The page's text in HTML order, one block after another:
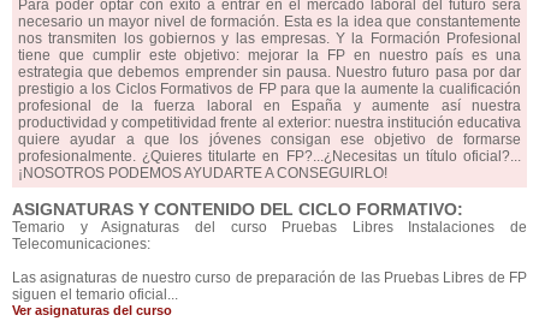
Para poder optar con éxito a entrar en el mercado laboral del futuro será
necesario un mayor nivel de formación. Esta es la idea que constantemente
nos transmiten los gobiernos y las empresas. Y la Formación Profesional
tiene que cumplir este objetivo: mejorar la FP en nuestro país es una
estrategia que debemos emprender sin pausa. Nuestro futuro pasa por dar
prestigio a los Ciclos Formativos de FP para que la aumente la cualificación
profesional de la fuerza laboral en España y aumente así nuestra
productividad y competitividad frente al exterior: nuestra institución educativa
quiere ayudar a que los jóvenes consigan ese objetivo de formarse
profesionalmente. ¿Quieres titularte en FP?...¿Necesitas un título oficial?...
¡NOSOTROS PODEMOS AYUDARTE A CONSEGUIRLO!
ASIGNATURAS Y CONTENIDO DEL CICLO FORMATIVO:
Temario y Asignaturas del curso Pruebas Libres Instalaciones de
Telecomunicaciones:
Las asignaturas de nuestro curso de preparación de las Pruebas Libres de FP
siguen el temario oficial...
Ver asignaturas del curso